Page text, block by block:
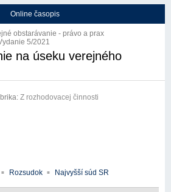
Online časopis
obstarávanie - právo a prax
5/2021
na úseku verejného
Z rozhodovacej činnosti
Rozsudok Najvyšší súd SR